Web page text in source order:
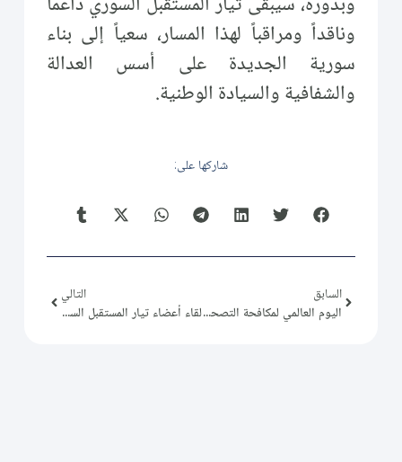
وناقداً ومراقباً لهذا المسار، سعياً إلى بناء
سورية الجديدة على أسس العدالة
والشفافية والسيادة الوطنية.
شاركها على:
السابق
اليوم العالمي لمكافحة التصحر والجفاف
التالي
لقاء أعضاء تيار المستقبل السوري في دمشق